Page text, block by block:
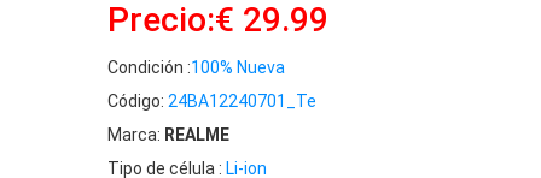
Precio:€ 29.99
Condición :100% Nueva
Código: 24BA12240701_Te
Marca: REALME
Tipo de célula : Li-ion